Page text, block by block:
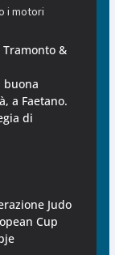
i motori
Tramonto &
buona
a Faetano.
di
Judo
Cup